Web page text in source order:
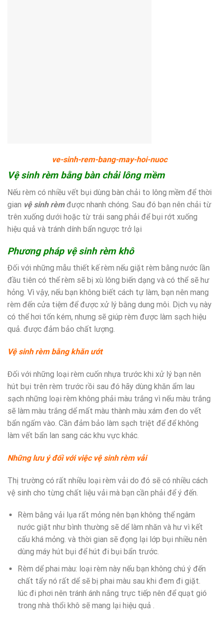
ve-sinh-rem-bang-may-hoi-nuoc
Vệ sinh rèm bằng bàn chải lông mềm
Nếu rèm có nhiều vết bụi dùng bàn chải to lông mềm để thời
gian vệ sinh rèmđược nhanh chóng. Sau đó bạn nên chải từ
trên xuống dưới hoặc từ trái sang phải để bụi rớt xuống
hiệu quả và tránh dính bẩn ngược trở lại
Phương pháp vệ sinh rèm khô
Đối với những mẫu thiết kế rèm nếu giặt rèm bằng nước lần
đầu tiên có thể rèm sẽ bị xù lông biến dạng và có thể sẽ hư
hỏng. Vì vậy, nếu bạn không biết cách tự làm, bạn nên mang
rèm đến cửa tiệm để được xử lý bằng dung môi. Dịch vụ này
có thể hơi tốn kém, nhưng sẽ giúp rèm được làm sạch hiệu
quả. được đảm bảo chất lượng.
Vệ sinh rèm bằng khăn ướt
Đối với những loại rèm cuốn nhựa trước khi xử lý bạn nên
hút bụi trên rèm trước rồi sau đó hãy dùng khăn ẩm lau
sạch những loại rèm không phải màu trắng vì nếu màu trắng
sẽ làm màu trắng dể mất màu thành màu xám đen do vết
bẩn ngấm vào. Cần đảm bảo làm sạch triệt để để không
làm vết bẩn lan sang các khu vực khác.
Những lưu ý đối với việc vệ sinh rèm vải
Thị trường có rất nhiều loại rèm vải do đó sẽ có nhiều cách
vệ sinh cho từng chất liệu vải mà bạn cần phải để ý đến.
Rèm bằng vải lụa rất mỏng nên bạn không thể ngâm
nước giặt như bình thường sẽ dể làm nhăn và hư vì kết
cấu khá mỏng. và thời gian sẽ đọng lại lớp bụi nhiều nên
dùng máy hút bụi để hút đi bụi bẩn trước.
Rèm dể phai màu: loại rèm này nếu bạn không chú ý đến
chất tẩy nó rất dể sẽ bị phai màu sau khi đem đi giặt.
lúc đi phơi nên tránh ánh nắng trực tiếp nên để quạt gió
trong nhà thổi khô sẽ mang lại hiệu quả .